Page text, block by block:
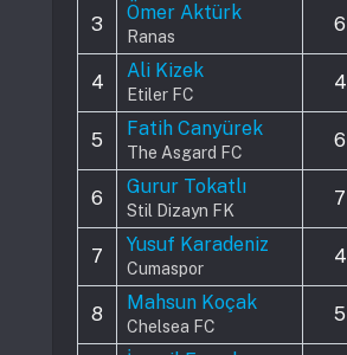
3
Ömer Aktürk
Ranas
6
4
Ali Kizek
Etiler FC
4
5
Fatih Canyürek
The Asgard FC
6
6
Gurur Tokatlı
Stil Dizayn FK
7
7
Yusuf Karadeniz
Cumaspor
4
8
Mahsun Koçak
Chelsea FC
5